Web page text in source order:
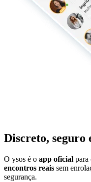
Discreto, seguro
O ysos é o app oficial para
encontros reais sem
segurança.